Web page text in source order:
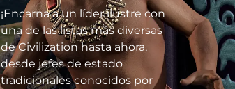
¡Encarna a un líder ilustre con
una de las listas más diversas
de Civilization hasta ahora,
desde jefes de estado
tradicionales conocidos por